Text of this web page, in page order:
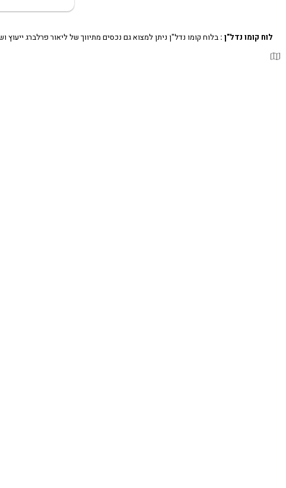
לוח קומו נדל"ן : בלוח קומו נדל"ן ניתן למצוא גם נכסים מתיווך של ליאור פרלברג ייעוץ